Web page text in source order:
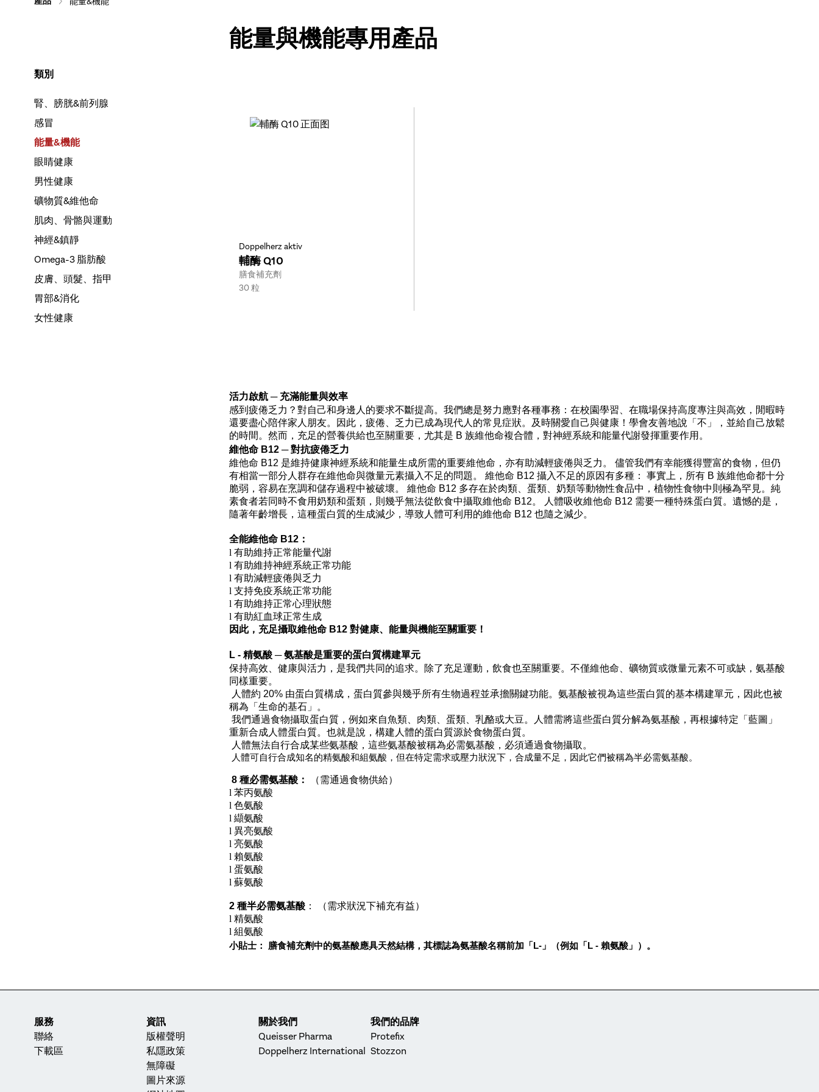
類別
腎、膀胱&前列腺
感冒
能量&機能
眼睛健康
男性健康
礦物質&維他命
肌肉、骨骼與運動
神經&鎮靜
Omega-3 脂肪酸
皮膚、頭髮、指甲
胃部&消化
女性健康
能量與機能專用產品
Doppelherz aktiv
輔酶 Q10
Type:
膳食補充劑
Size:
30 粒
活力啟航 ─ 充滿能量與效率
感到疲倦乏力 ？ 對自己和身邊人的要求不斷提高。我們總是努力應對各種事務：在校園學習、在職場保持高度專注與高效，閒暇時
還要盡心陪伴家人朋友。因此，疲倦、乏力已成為現代人的常見症狀。及時關愛自己與健康！學會友善地說「不」，並給自己放鬆
的時間。然而，充足的營養供給也至關重要，尤其是 B 族維他命複合體，對神經系統和能量代謝發揮重要作用。
維他命 B12 ─ 對抗疲倦乏力
維他命 B12 是維持健康神經系統和能量生成所需的重要維他命，亦有助減輕疲倦與乏力。 儘管我們有幸能獲得豐富的食物，但仍
有相當一部分人群存在維他命與微量元素攝入不足的問題。 維他命 B12 攝入不足的原因有多種： 事實上，所有 B 族維他命都十分
脆弱，容易在烹調和儲存過程中被破壞。 維他命 B12 多存在於肉類、蛋類、奶類等動物性食品中，植物性食物中則極為罕見。純
素食者若同時不食用奶類和蛋類，則幾乎無法從飲食中攝取維他命 B12。 人體吸收維他命 B12 需要一種特殊蛋白質。遺憾的是，
隨著年齡增長，這種蛋白質的生成減少，導致人體可利用的維他命 B12 也隨之減少。
全能維他命 B12：
l 有助維持正常能量代謝
l 有助維持神經系統正常功能
l 有助減輕疲倦與乏力
l 支持免疫系統正常功能
l 有助維持正常心理狀態
l 有助紅血球正常生成
因此 ， 充足攝取維他命 B12 對健康、能量與機能至關重要 ！
L - 精氨酸 ─氨基酸是重要的蛋白質構建單元
保持高效、健康與活力 ， 是我們共同的追求。除了充足運動 ， 飲食也至關重要。不僅維他命、礦物質或微量元素不可或缺 ， 氨基酸
同樣重要。
人體約 20% 由蛋白質構成 ， 蛋白質參與幾乎所有生物過程並承擔關鍵功能。氨基酸被視為這些蛋白質的基本構建單元 ， 因此也被
稱為「生命的基石」。
我們通過食物攝取蛋白質，例如來自魚類、肉類、蛋類、乳酪或大豆。人體需將這些蛋白質分解為氨基酸，再根據特定「藍圖」
重新合成人體蛋白質。也就是說，構建人體的蛋白質源於食物蛋白質。
人體無法自行合成某些氨基酸，這些氨基酸被稱為必需氨基酸，必須通過食物攝取。
人體可自行合成知名的精氨酸和組氨酸，但在特定需求或壓力狀況下，合成量不足，因此它們被稱為半必需氨基酸。
8 種必需氨基酸：
（需通過食物供給）
l 苯丙氨酸
l 色氨酸
l 纈氨酸
l 異亮氨酸
l 亮氨酸
l 賴氨酸
l 蛋氨酸
l 蘇氨酸
2 種半必需氨基酸 ： （需求狀況下補充有益）
l 精氨酸
l 組氨酸
小貼士： 膳食補充劑中的氨基酸應具天然結構，其標誌為氨基酸名稱前加「 L-」（例如「L - 賴氨酸」）。
服務
聯絡
下載區
資訊
版權聲明
私隱政策
無障礙
圖片來源
關於我們
Queisser Pharma
Doppelherz International
我們的品牌
Protefix
Stozzon